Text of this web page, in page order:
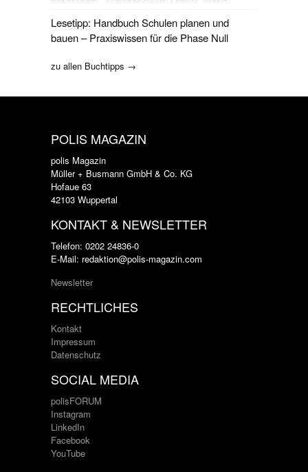
Lesetipp: Handbuch Schulen planen und
bauen – Praxiswissen für die Phase Null
zu allen Buchtipps →
POLIS MAGAZIN
polis Magazin
Müller + Busmann GmbH & Co. KG
Hofaue 63
42103 Wuppertal
KONTAKT & NEWSLETTER
Telefon: 0202 24836-0
E-Mail: redaktion@polis-magazin.com
Newsletter
RECHTLICHES
Kontakt
Impressum
Datenschutz
SOCIAL MEDIA
polisFORUM
Instagram
LinkedIn
Facebook
YouTube